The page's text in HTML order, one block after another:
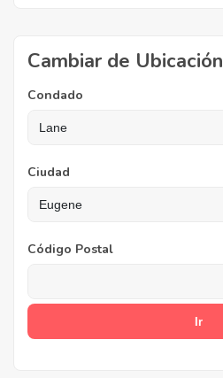
Cambiar de Ubicación
Condado
Ciudad
Código Postal